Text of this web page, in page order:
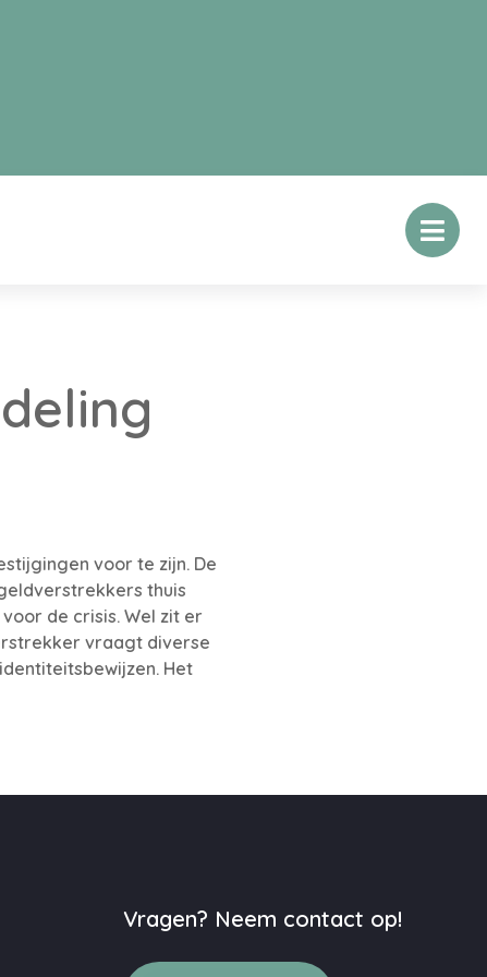
voor te zijn. De
thuis
de crisis. Wel zit er
vraagt diverse
Het
Vragen? Neem contact op!